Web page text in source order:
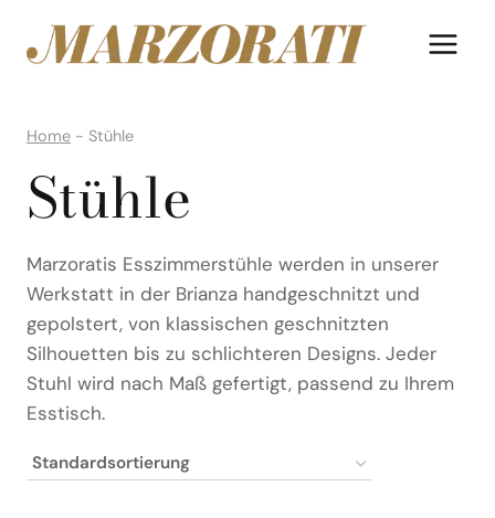
Inhalt
Home - Stühle
Stühle
Marzoratis Esszimmerstühle werden in unserer
Werkstatt in der Brianza handgeschnitzt und
gepolstert, von klassischen geschnitzten
Silhouetten bis zu schlichteren Designs. Jeder
Stuhl wird nach Maß gefertigt, passend zu Ihrem
Esstisch.